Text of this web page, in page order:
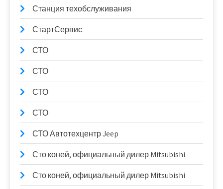
Станция техобслуживания
СтартСервис
СТО
СТО
СТО
СТО
СТО Автотехцентр Jeep
Сто коней, официальный дилер Mitsubishi
Сто коней, официальный дилер Mitsubishi